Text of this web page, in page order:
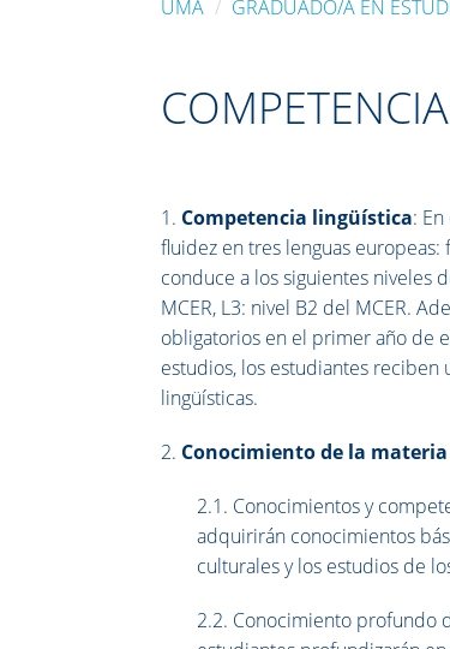
UMA GRADUADO/A EN
1. Competencia lingüística:
fluidez en tres lenguas
conduce a los siguientes niveles
MCER, L3: nivel B2 del MCER.
obligatorios en el primer año de
estudios, los estudiantes
lingüísticas.
2. Conocimiento de la
2.1. Conocimientos y
adquirirán conocimientos
culturales y los estudios de
2.2. Conocimiento profundo